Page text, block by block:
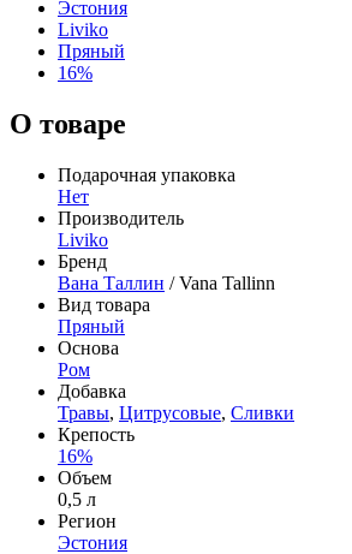
Эстония
Liviko
Пряный
16%
О товаре
Подарочная упаковка
Нет
Производитель
Liviko
Бренд
Вана Таллин / Vana Tallinn
Вид товара
Пряный
Основа
Ром
Добавка
Травы, Цитрусовые, Сливки
Крепость
16%
Объем
0,5 л
Регион
Эстония